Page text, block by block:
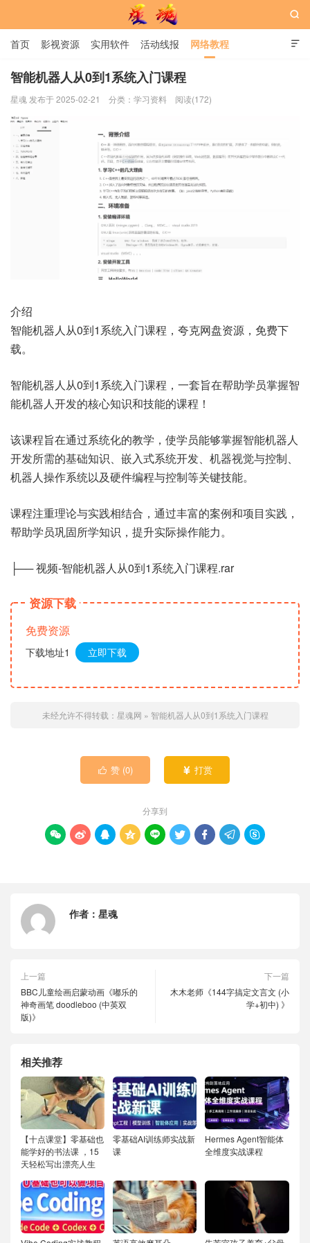

首页 影视资源 实用软件 活动线报 网络教程
用户中心 书籍 娱乐

智能机器人从0到1系统入门课程
星魂 发布于 2025-02-21 分类： 学习资料 阅读(172)
介绍
智能机器人从0到1系统入门课程，夸克网盘资源，免费下
载。
智能机器人从0到1系统入门课程，一套旨在帮助学员掌握智
能机器人开发的核心知识和技能的课程！
该课程旨在通过系统化的教学，使学员能够掌握智能机器人
开发所需的基础知识、嵌入式系统开发、机器视觉与控制、
机器人操作系统以及硬件编程与控制等关键技能。
课程注重理论与实践相结合，通过丰富的案例和项目实践，
帮助学员巩固所学知识，提升实际操作能力。
├── 视频-智能机器人从0到1系统入门课程.rar
资源下载
免费资源
下载地址1 立即下载
未经允许不得转载： 星魂网 » 智能机器人从0到1系统入门课程
 赞 (0)  打赏
分享到
        
作者： 星魂
上一篇
BBC儿童绘画启蒙动画《嘟乐的
神奇画笔 doodleboo (中英双
版)》
下一篇
木木老师《144字搞定文言文 (小
学+初中) 》
相关推荐
【十点课堂】零基础也
能学好的书法课 ，15
天轻松写出漂亮人生
零基础AI训练师实战新
课
Hermes Agent智能体
全维度实战课程